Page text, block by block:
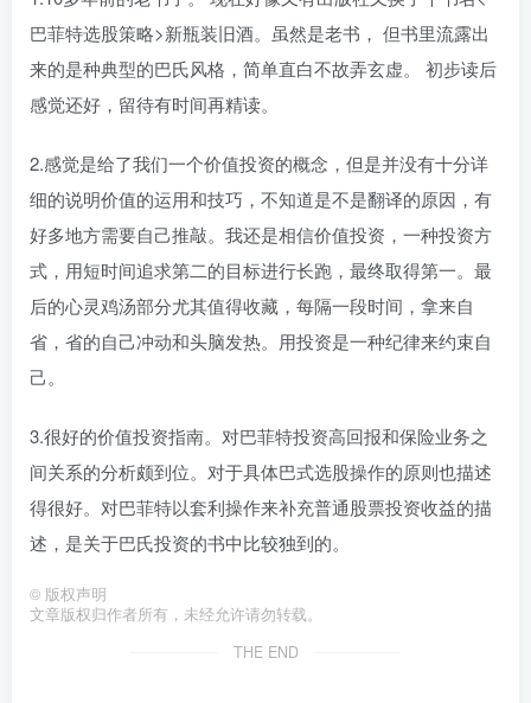
巴菲特选股策略>新瓶装旧酒。虽然是老书， 但书里流露出
来的是种典型的巴氏风格，简单直白不故弄玄虚。 初步读后
感觉还好，留待有时间再精读。
2.感觉是给了我们一个价值投资的概念，但是并没有十分详
细的说明价值的运用和技巧，不知道是不是翻译的原因，有
好多地方需要自己推敲。我还是相信价值投资，一种投资方
式，用短时间追求第二的目标进行长跑，最终取得第一。最
后的心灵鸡汤部分尤其值得收藏，每隔一段时间，拿来自
省，省的自己冲动和头脑发热。用投资是一种纪律来约束自
己。
3.很好的价值投资指南。对巴菲特投资高回报和保险业务之
间关系的分析颇到位。对于具体巴式选股操作的原则也描述
得很好。对巴菲特以套利操作来补充普通股票投资收益的描
述，是关于巴氏投资的书中比较独到的。
© 版权声明
文章版权归作者所有，未经允许请勿转载。
THE END